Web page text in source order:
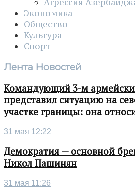
Агрессия
Экономика
Общество
Культура
Спорт
Лента Новостей
Командующий 3-м
представил ситуацию на
участке границы: она
31 мая 12:22
Демократия — основной
Никол Пашинян
31 мая 11:26